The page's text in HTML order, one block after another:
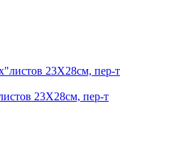
23X28см, пер-т